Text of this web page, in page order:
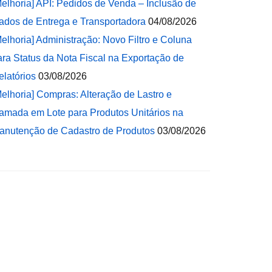
API: Pedidos de Venda – Inclusão de
de Entrega e Transportadora 04/08/2026
Administração: Novo Filtro e Coluna
Status da Nota Fiscal na Exportação de
03/08/2026
Compras: Alteração de Lastro e
em Lote para Produtos Unitários na
de Cadastro de Produtos 03/08/2026